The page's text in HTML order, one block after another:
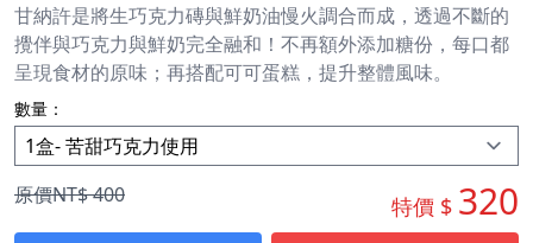
甘納許是將生巧克力磚與鮮奶油慢火調合而成，透過不斷的
攪伴與巧克力與鮮奶完全融和！不再額外添加糖份，每口都
呈現食材的原味；再搭配可可蛋糕，提升整體風味。
數量：
原價NT$400 特價 $ 320